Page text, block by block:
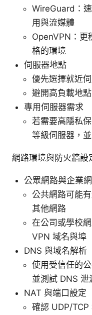
WireGuard：
用與流媒體
OpenVPN：更
格的環境
伺服器地點
優先選擇就近
避開高負載地
專用伺服器需求
若需要高隱私
等級伺服器，
網路環境與防火牆設
公眾網路與企業
公共網路可能
其他網路
在公司或學校
VPN 域名與埠
DNS 與域名解析
使用受信任的公
並測試 DNS 泄
NAT 與端口設定
確認 UDP/